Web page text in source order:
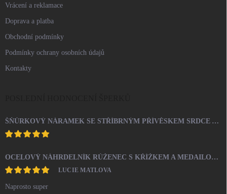
Vrácení a reklamace
Doprava a platba
Obchodní podmínky
Podmínky ochrany osobních údajů
Kontakty
ŠŇŮRKOVÝ NÁRAMEK SE STŘÍBRNÝM PŘÍVĚSKEM SRDCE A KRYSTALY SWAROVSKI CRYSTAL (STŘÍBRO 925/1000)
OCELOVÝ NÁHRDELNÍK RŮŽENEC S KŘÍŽKEM A MEDAILONEM
LUCIE MATLOVA
Naprosto super